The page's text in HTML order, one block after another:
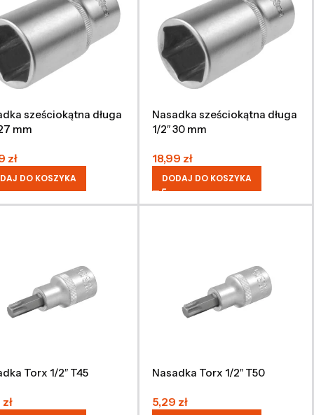
sześciokątna długa
mm
zł
DO KOSZYKA
Nasadka sześciokątna długa
1/2″ 30 mm
18,99 zł
DODAJ DO KOSZYKA
Torx 1/2″ T45
zł
Nasadka Torx 1/2″ T50
5,29 zł